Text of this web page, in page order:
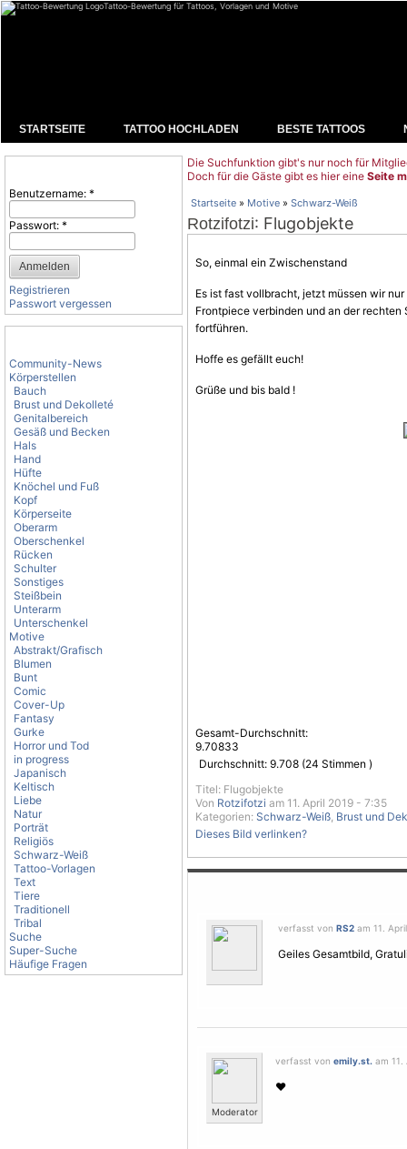
Tattoo-Bewertung für Tattoos, Vorlagen und Motive
STARTSEITE TATTOO HOCHLADEN BESTE TATTOOS
Benutzername: *
Passwort: *
Registrieren
Passwort vergessen
Community-News
Körperstellen
Bauch
Brust und Dekolleté
Genitalbereich
Gesäß und Becken
Hals
Hand
Hüfte
Knöchel und Fuß
Kopf
Körperseite
Oberarm
Oberschenkel
Rücken
Schulter
Sonstiges
Steißbein
Unterarm
Unterschenkel
Motive
Abstrakt/Grafisch
Blumen
Bunt
Comic
Cover-Up
Fantasy
Gurke
Horror und Tod
in progress
Japanisch
Keltisch
Liebe
Natur
Porträt
Religiös
Schwarz-Weiß
Tattoo-Vorlagen
Text
Tiere
Traditionell
Tribal
Suche
Super-Suche
Häufige Fragen
Die Suchfunktion gibt's nur noch für
Doch für die Gäste gibt es hier eine Seite
Startseite » Motive » Schwarz-Weiß
Rotzifotzi: Flugobjekte
So, einmal ein Zwischenstand
Es ist fast vollbracht, jetzt müssen wir
Frontpiece verbinden und an der
fortführen.
Hoffe es gefällt euch!
Grüße und bis bald !
Gesamt-Durchschnitt:
9.70833
Durchschnitt: 9.708 (24 Stimmen )
Titel: Flugobjekte
Von Rotzifotzi am 11. April 2019 - 7:35
Kategorien: Schwarz-Weiß, Brust und
Dieses Bild verlinken?
verfasst von RS2 am 11.
Geiles Gesamtbild,
Moderator
verfasst von emily.st. am 11.
♥